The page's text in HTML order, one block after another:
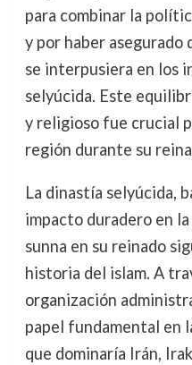
para combinar la
y por haber asegurado
se interpusiera en los
selyúcida. Este
y religioso fue crucial
región durante su
La dinastía selyúcida,
impacto duradero en
sunna en su reinado
historia del islam. A
organización
papel fundamental en
que dominaría Irán,